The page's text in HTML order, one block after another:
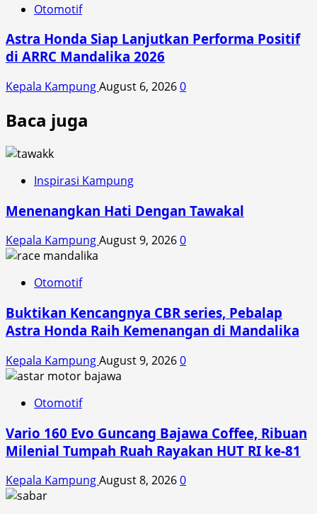
Otomotif
Astra Honda Siap Lanjutkan Performa Positif
di ARRC Mandalika 2026
Kepala KampungAugust 6, 20260
Baca juga
Inspirasi Kampung
Menenangkan Hati Dengan Tawakal
Kepala KampungAugust 9, 20260
Otomotif
Buktikan Kencangnya CBR series, Pebalap
Astra Honda Raih Kemenangan di Mandalika
Kepala KampungAugust 9, 20260
Otomotif
Vario 160 Evo Guncang Bajawa Coffee, Ribuan
Milenial Tumpah Ruah Rayakan HUT RI ke-81
Kepala KampungAugust 8, 20260